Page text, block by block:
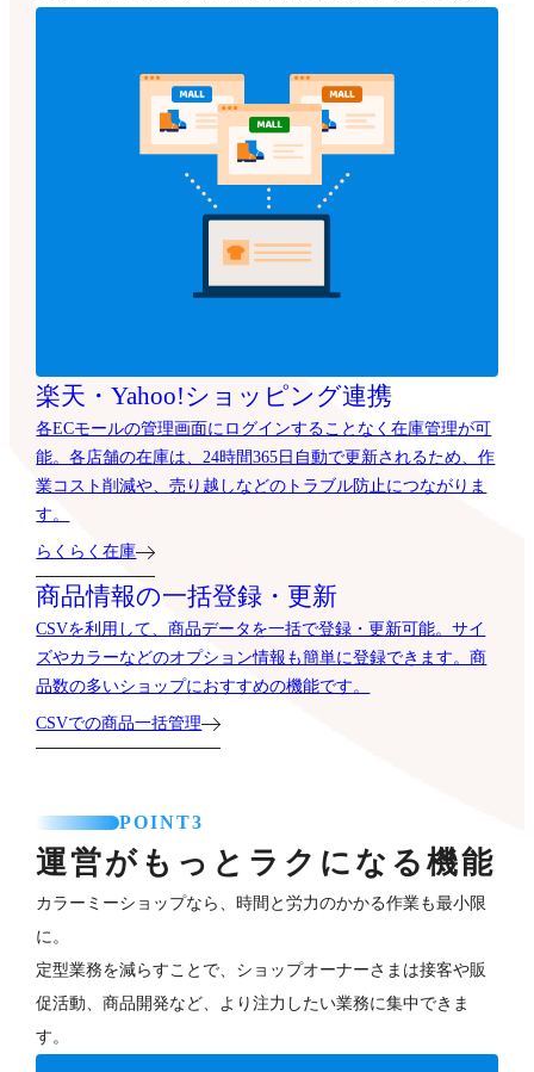
楽天・Yahoo!ショッピング連携
各ECモールの管理画面にログインすることなく在庫管理が可
能。各店舗の在庫は、24時間365日自動で更新されるため、作
業コスト削減や、売り越しなどのトラブル防止につながりま
す。
らくらく在庫
商品情報の一括登録・更新
CSVを利用して、商品データを一括で登録・更新可能。サイ
ズやカラーなどのオプション情報も簡単に登録できます。商
品数の多いショップにおすすめの機能です。
CSVでの商品一括管理
POINT3
運営がもっとラクになる機能
カラーミーショップなら、時間と労力のかかる作業も最小限
に。
定型業務を減らすことで、ショップオーナーさまは接客や販
促活動、商品開発など、より注力したい業務に集中できま
す。